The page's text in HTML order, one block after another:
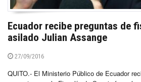
Ecuador recibe preguntas de
asilado Julian Assange
27/09/2016
QUITO.- El Ministerio Público de Ecuador